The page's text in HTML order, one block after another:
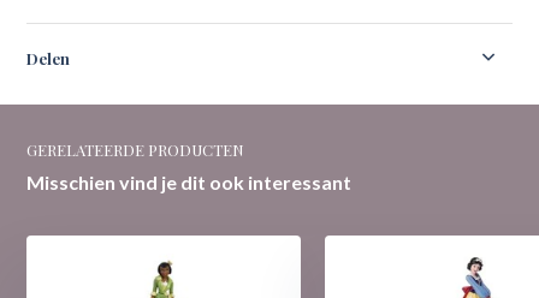
Delen
GERELATEERDE PRODUCTEN
Misschien vind je dit ook interessant